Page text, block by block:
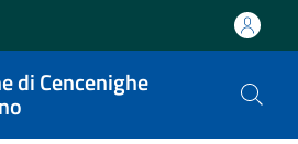
di Cencenighe